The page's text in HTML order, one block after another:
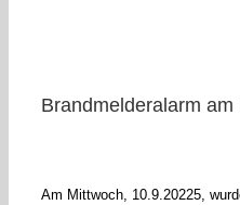
Brandmelderalarm
Am Mittwoch, 10.9.20225,